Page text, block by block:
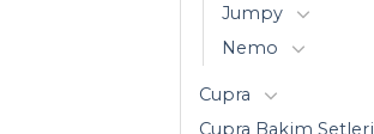
Jumpy
Nemo
Cupra
Cupra Bakim Setleri